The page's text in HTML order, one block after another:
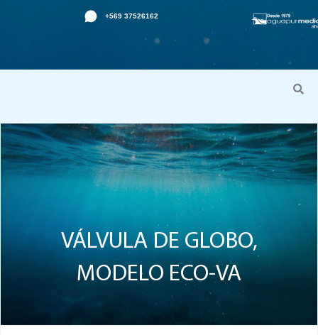
+569 37526162
VÁLVULA DE GLOBO,
MODELO ECO-VA